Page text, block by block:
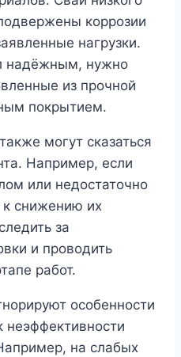
коррозии
нагрузки.
надёжным, нужно
из прочной
покрытием.
могут сказаться
Например, если
или недостаточно
к снижению их
за
и проводить
работ.
особенности
неэффективности
на слабых